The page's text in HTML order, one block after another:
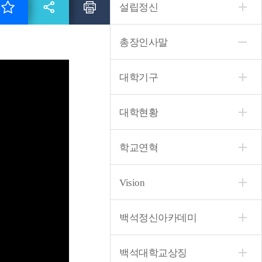
설립정신
총장인사말
대학기구
대학현황
학교연혁
Vision
백석정신아카데미
백석대학교상징